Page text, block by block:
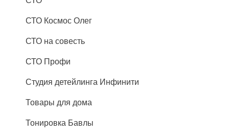
СТО Космос Олег
СТО на совесть
СТО Профи
Студия детейлинга Инфинити
Товары для дома
Тонировка Бавлы